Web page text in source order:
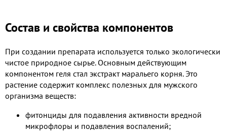
Состав и свойства компонентов
При создании препарата используется только экологически
чистое природное сырье. Основным действующим
компонентом геля стал экстракт маральего корня. Это
растение содержит комплекс полезных для мужского
организма веществ:
фитонциды для подавления активности вредной
микрофлоры и подавления воспалений;